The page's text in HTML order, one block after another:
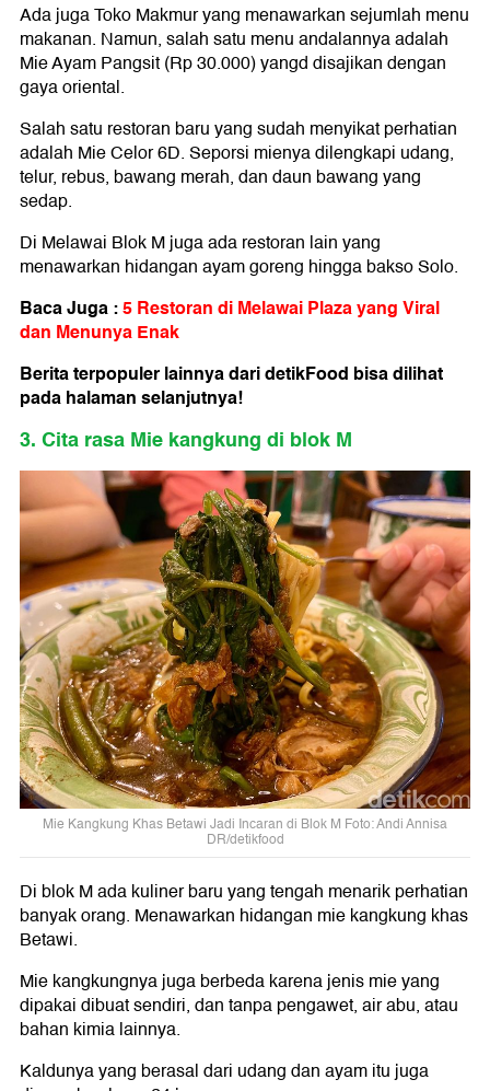
Ada juga Toko Makmur yang menawarkan sejumlah menu
makanan. Namun, salah satu menu andalannya adalah
Mie Ayam Pangsit (Rp 30.000) yangd disajikan dengan
gaya oriental.
Salah satu restoran baru yang sudah menyikat perhatian
adalah Mie Celor 6D. Seporsi mienya dilengkapi udang,
telur, rebus, bawang merah, dan daun bawang yang
sedap.
Di Melawai Blok M juga ada restoran lain yang
menawarkan hidangan ayam goreng hingga bakso Solo.
Baca Juga :5 Restoran di Melawai Plaza yang Viral
dan Menunya Enak
Berita terpopuler lainnya dari detikFood bisa dilihat
pada halaman selanjutnya!
3. Cita rasa Mie kangkung di blok M
Mie Kangkung Khas Betawi Jadi Incaran di Blok M Foto: Andi Annisa
DR/detikfood
Di blok M ada kuliner baru yang tengah menarik perhatian
banyak orang. Menawarkan hidangan mie kangkung khas
Betawi.
Mie kangkungnya juga berbeda karena jenis mie yang
dipakai dibuat sendiri, dan tanpa pengawet, air abu, atau
bahan kimia lainnya.
Kaldunya yang berasal dari udang dan ayam itu juga